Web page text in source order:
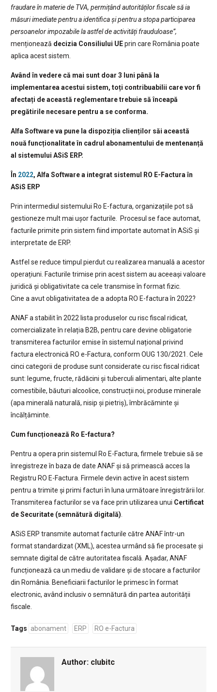
fraudare în materie de TVA, permițând autorităților fiscale să ia
măsuri imediate pentru a identifica și pentru a stopa participarea
persoanelor impozabile la astfel de activități frauduloase”,
menționează decizia Consiliului UEprin care România poate
aplica acest sistem.
Având în vedere că mai sunt doar 3 luni până la
implementarea acestui sistem, toți contribuabilii care vor fi
afectați de această reglementare trebuie să înceapă
pregătirile necesare pentru a se conforma.
Alfa Software va pune la dispoziția clienților săi această
nouă funcționalitate în cadrul abonamentului de mentenanță
al sistemului ASiS ERP.
În 2022, Alfa Software a integrat sistemul RO E-Factura în
ASiS ERP
Prin intermediul sistemului Ro E-factura, organizațiile pot să
gestioneze mult mai ușor facturile. Procesul se face automat,
facturile primite prin sistem fiind importate automat în ASiS și
interpretate de ERP.
Astfel se reduce timpul pierdut cu realizarea manuală a acestor
operațiuni. Facturile trimise prin acest sistem au aceeași valoare
juridică și obligativitate ca cele transmise în format fizic.
Cine a avut obligativitatea de a adopta RO E-factura în 2022?
ANAF a stabilit în 2022 lista produselor cu risc fiscal ridicat,
comercializate în relația B2B, pentru care devine obligatorie
transmiterea facturilor emise în sistemul național privind
factura electronică RO e-Factura, conform OUG 130/2021. Cele
cinci categorii de produse sunt considerate cu risc fiscal ridicat
sunt: legume, fructe, rădăcini și tuberculi alimentari, alte plante
comestibile, băuturi alcoolice, construcții noi, produse minerale
(apa minerală naturală, nisip și pietriș), îmbrăcăminte și
încălțăminte.
Cum funcționează Ro E-factura?
Pentru a opera prin sistemul Ro E-Factura, firmele trebuie să se
înregistreze în baza de date ANAF și să primească acces la
Registru RO E-Factura. Firmele devin active în acest sistem
pentru a trimite și primi facturi în luna următoare înregistrării lor.
Transmiterea facturilor se va face prin utilizarea unui Certificat
de Securitate (semnătură digitală)
ASiS ERP transmite automat facturile către ANAF într-un
format standardizat (XML), acestea urmând să fie procesate și
semnate digital de către autoritatea fiscală. Așadar, ANAF
funcționează ca un mediu de validare și de stocare a facturilor
din România. Beneficiarii facturilor le primesc în format
electronic, având inclusiv o semnătură din partea autorității
fiscale.
Tags abonament ERP RO e-Factura
Author: clubitc